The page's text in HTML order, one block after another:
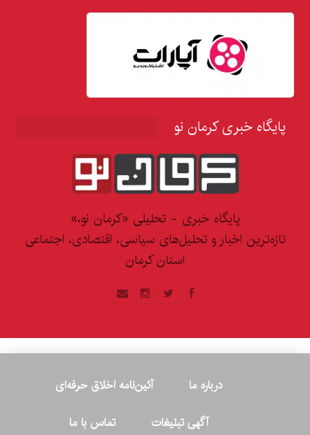
پایگاه خبری کرمان نو
پایگاه خبری - تحلیلی «کرمان نو،»
تازه‌ترین اخبار و تحلیل‌های سیاسی، اقتصادی، اجتماعی
استان کرمان
درباره ما
آئین‌نامه اخلاق حرفه‌ای
آگهی تبلیغات
تماس با ما